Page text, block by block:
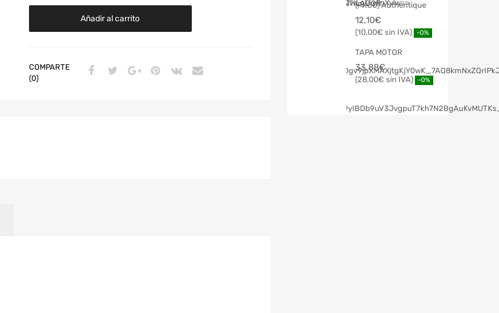
Añadir al carrito
COMPARTE
(0)
(FKC0) Authentique
12,10€
10,00€ -0%
TAPA MOTOR
33,88€
28,00€ -0%